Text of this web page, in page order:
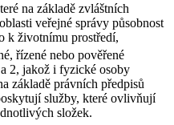
na základě zvláštních
veřejné správy působnost
k životnímu prostředí,
řízené nebo pověřené
2, jakož i fyzické osoby
základě právních předpisů
služby, které ovlivňují
složek.